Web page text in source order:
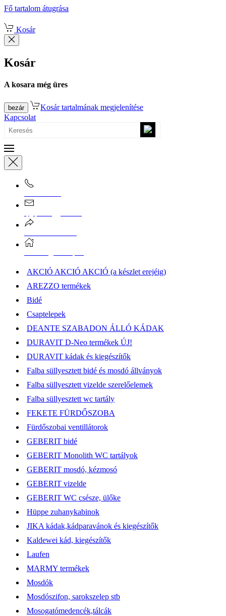
Fő tartalom átugrása
Kosár
Kosár
A kosara még üres
bezár
Kosár tartalmának megjelenítése
Kapcsolat
AKCIÓ AKCIÓ AKCIÓ (a készlet erejéig)
AREZZO termékek
Bidé
Csaptelepek
DEANTE SZABADON ÁLLÓ KÁDAK
DURAVIT D-Neo termékek ÚJ!
DURAVIT kádak és kiegészítők
Falba süllyesztett bidé és mosdó állványok
Falba süllyesztett vizelde szerelőelemek
Falba süllyesztett wc tartály
FEKETE FÜRDŐSZOBA
Fürdőszobai ventillátorok
GEBERIT bidé
GEBERIT Monolith WC tartályok
GEBERIT mosdó, kézmosó
GEBERIT vizelde
GEBERIT WC csésze, ülőke
Hüppe zuhanykabinok
JIKA kádak,kádparavánok és kiegészítők
Kaldewei kád, kiegészítők
Laufen
MARMY termékek
Mosdók
Mosdószifon, sarokszelep stb
Mosogatómedencék,tálcák